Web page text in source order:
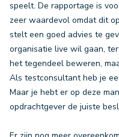
speelt. De rapportage is
zeer waardevol omdat dit
stelt een goed advies te
organisatie live wil gaan,
het tegendeel beweren,
Als testconsultant heb je
Maar je hebt er op deze
opdrachtgever de juiste